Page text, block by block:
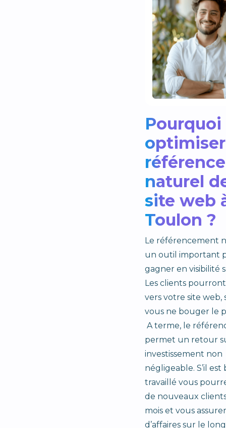
Pourquoi
naturel
site web
Toulon ?
Le référencement
un outil important
gagner en visibilité
Les clients
vers votre site web,
vous ne bouger le
A terme, le
permet un retour
investissement non
négligeable. S’il est
travaillé vous
de nouveaux
mois et vous
d’affaires sur le